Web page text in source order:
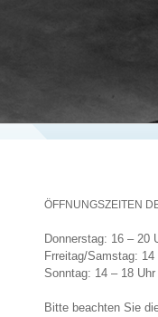
ÖFFNUNGSZEITEN
Donnerstag: 16 – 20
Frreitag/Samstag: 14
Sonntag: 14 – 18 Uhr
Bitte beachten Sie